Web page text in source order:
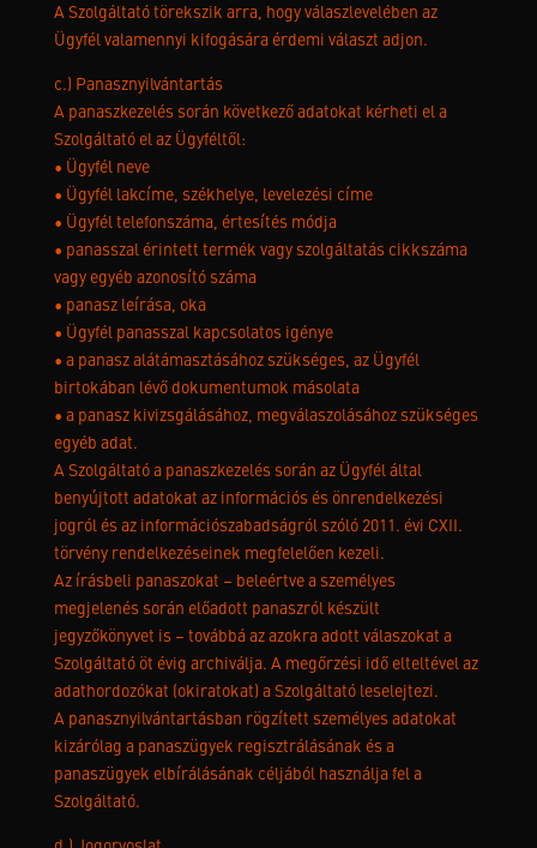
A Szolgáltató törekszik arra, hogy válaszlevelében az
Ügyfél valamennyi kifogására érdemi választ adjon.
c.) Panasznyilvántartás
A panaszkezelés során következő adatokat kérheti el a
Szolgáltató el az Ügyféltől:
• Ügyfél neve
• Ügyfél lakcíme, székhelye, levelezési címe
• Ügyfél telefonszáma, értesítés módja
• panasszal érintett termék vagy szolgáltatás cikkszáma
vagy egyéb azonosító száma
• panasz leírása, oka
• Ügyfél panasszal kapcsolatos igénye
• a panasz alátámasztásához szükséges, az Ügyfél
birtokában lévő dokumentumok másolata
• a panasz kivizsgálásához, megválaszolásához szükséges
egyéb adat.
A Szolgáltató a panaszkezelés során az Ügyfél által
benyújtott adatokat az információs és önrendelkezési
jogról és az információszabadságról szóló 2011. évi CXII.
törvény rendelkezéseinek megfelelően kezeli.
Az írásbeli panaszokat – beleértve a személyes
megjelenés során előadott panaszról készült
jegyzőkönyvet is – továbbá az azokra adott válaszokat a
Szolgáltató öt évig archiválja. A megőrzési idő elteltével az
adathordozókat (okiratokat) a Szolgáltató leselejtezi.
A panasznyilvántartásban rögzített személyes adatokat
kizárólag a panaszügyek regisztrálásának és a
panaszügyek elbírálásának céljából használja fel a
Szolgáltató.